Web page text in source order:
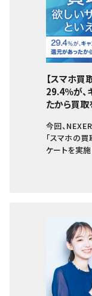
【スマホ買
29.4％が、
たから買取
今回、
「スマホの
ケートを実施